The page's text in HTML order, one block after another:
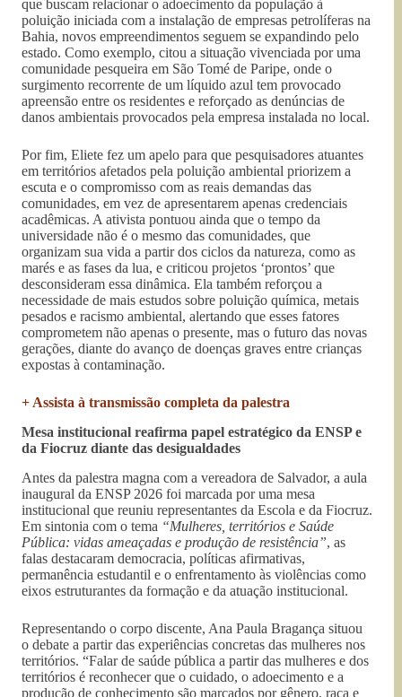
que buscam relacionar o adoecimento da população à
poluição iniciada com a instalação de empresas petrolíferas na
Bahia, novos empreendimentos seguem se expandindo pelo
estado. Como exemplo, citou a situação vivenciada por uma
comunidade pesqueira em São Tomé de Paripe, onde o
surgimento recorrente de um líquido azul tem provocado
apreensão entre os residentes e reforçado as denúncias de
danos ambientais provocados pela empresa instalada no local.
Por fim, Eliete fez um apelo para que pesquisadores atuantes
em territórios afetados pela poluição ambiental priorizem a
escuta e o compromisso com as reais demandas das
comunidades, em vez de apresentarem apenas credenciais
acadêmicas. A ativista pontuou ainda que o tempo da
universidade não é o mesmo das comunidades, que
organizam sua vida a partir dos ciclos da natureza, como as
marés e as fases da lua, e criticou projetos ‘prontos’ que
desconsideram essa dinâmica. Ela também reforçou a
necessidade de mais estudos sobre poluição química, metais
pesados e racismo ambiental, alertando que esses fatores
comprometem não apenas o presente, mas o futuro das novas
gerações, diante do avanço de doenças graves entre crianças
expostas à contaminação.
+ Assista à transmissão completa da palestra
Mesa institucional reafirma papel estratégico da ENSP e
da Fiocruz diante das desigualdades
Antes da palestra magna com a vereadora de Salvador, a aula
inaugural da ENSP 2026 foi marcada por uma mesa
institucional que reuniu representantes da Escola e da Fiocruz.
Em sintonia com o tema “Mulheres, territórios e Saúde
Pública: vidas ameaçadas e produção de resistência”, as
falas destacaram democracia, políticas afirmativas,
permanência estudantil e o enfrentamento às violências como
eixos estruturantes da formação e da atuação institucional.
Representando o corpo discente, Ana Paula Bragança situou
o debate a partir das experiências concretas das mulheres nos
territórios. “Falar de saúde pública a partir das mulheres e dos
territórios é reconhecer que o cuidado, o adoecimento e a
produção de conhecimento são marcados por gênero, raça e